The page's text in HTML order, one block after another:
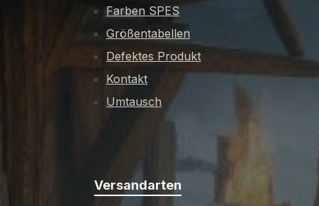
Farben SPES
Größentabellen
Defektes Produkt
Kontakt
Umtausch
Versandarten